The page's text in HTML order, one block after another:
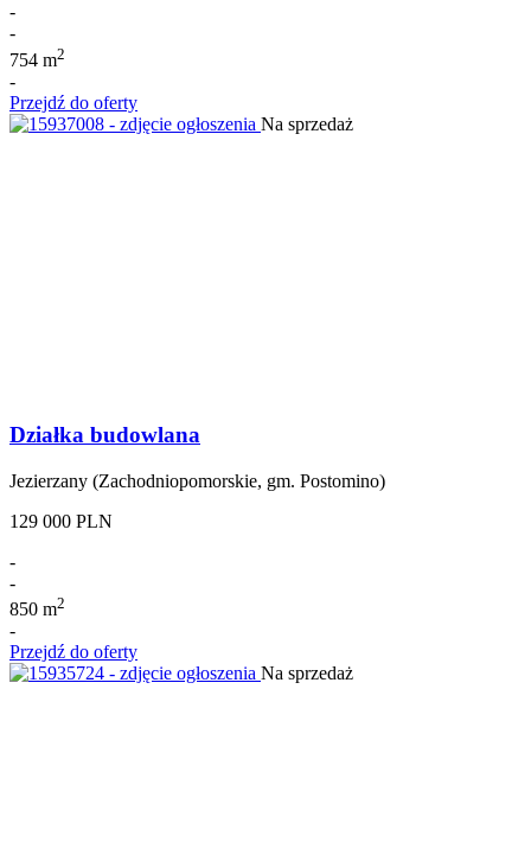
-
-
754 m2
-
Przejdź do oferty
Na sprzedaż
Działka budowlana
Jezierzany (Zachodniopomorskie, gm. Postomino)
129 000 PLN
-
-
850 m2
-
Przejdź do oferty
Na sprzedaż